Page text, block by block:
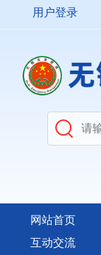
用户登录
网站首页
互动交流